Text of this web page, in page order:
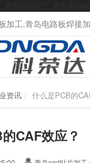
加工,青岛电路板焊接
资讯 什么是PCB的
CAF效应？